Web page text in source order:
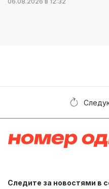
Следите за новостями в